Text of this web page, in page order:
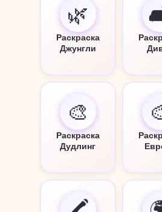
🌿
Раскраска
Джунгли
🎨
Раскраска
Дудлинг